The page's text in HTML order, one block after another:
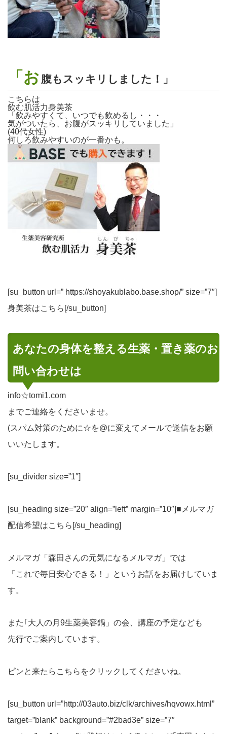
「お 腹もスッキリしました！」
こちらは
飲む肌活力身美茶
「飲みやすくて、いつでも飲めるし・・・
気がついたら、お腹がスッキリしていました」
(40代女性)
何しろ飲みやすいのが一番かも。
[su_button url=” https://shoyakublabo.base.shop/” size=”7″]
身美茶はこちら[/su_button]
あなたの身体を整える生薬・置き薬のお
問い合わせは
info☆tomi1.com
までご連絡をくださいませ。
(スパム対策のために☆を@に変えてメールで送信をお願
いいたします。
[su_divider size=”1″]
[su_heading size=”20″ align=”left” margin=”10″]■メルマガ
配信希望はこちら[/su_heading]
メルマガ「森田さんの元気になるメルマガ」では
「これで毎日安心できる！」というお話をお届けしていま
す。
また｢大人の月9生薬美容鍋」の会、講座の予定なども
先行でご案内しています。
ピンと来たらこちらをクリックしてくださいね。
[su_button url=”http://03auto.biz/clk/archives/hqvowx.html”
target=”blank” background=”#2bad3e” size=”7″